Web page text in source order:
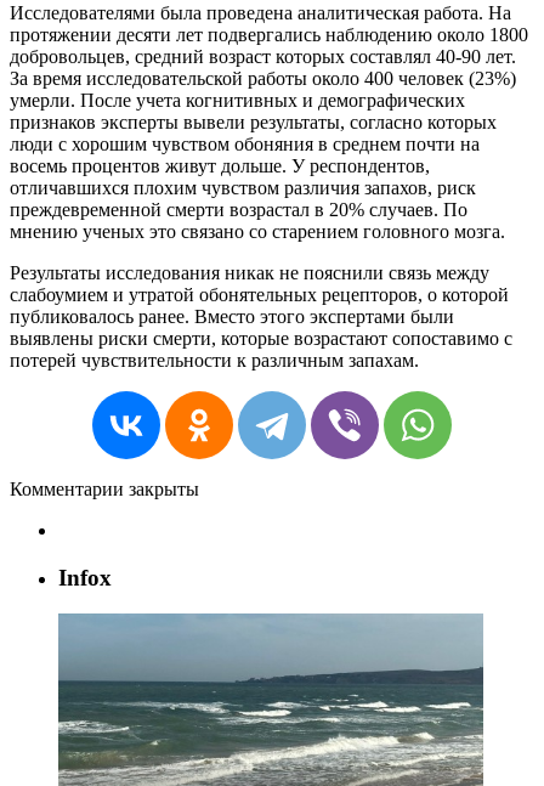
Исследователями была проведена аналитическая работа. На
протяжении десяти лет подвергались наблюдению около 1800
добровольцев, средний возраст которых составлял 40-90 лет.
За время исследовательской работы около 400 человек (23%)
умерли. После учета когнитивных и демографических
признаков эксперты вывели результаты, согласно которых
люди с хорошим чувством обоняния в среднем почти на
восемь процентов живут дольше. У респондентов,
отличавшихся плохим чувством различия запахов, риск
преждевременной смерти возрастал в 20% случаев. По
мнению ученых это связано со старением головного мозга.
Результаты исследования никак не пояснили связь между
слабоумием и утратой обонятельных рецепторов, о которой
публиковалось ранее. Вместо этого экспертами были
выявлены риски смерти, которые возрастают сопоставимо с
потерей чувствительности к различным запахам.
Комментарии закрыты
Infox